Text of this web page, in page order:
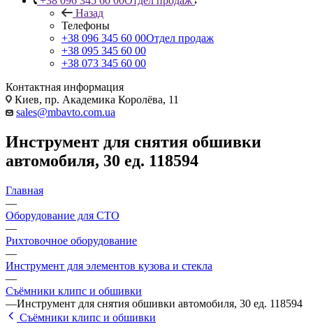
Назад
Телефоны
+38 096 345 60 00Отдел продаж
+38 095 345 60 00
+38 073 345 60 00
Контактная информация
Киев, пр. Академика Королёва, 11
sales@mbavto.com.ua
Инструмент для снятия обшивки
автомобиля, 30 ед. 118594
Главная
—
Оборудование для СТО
—
Рихтовочное оборудование
—
Инструмент для элементов кузова и стекла
—
Съёмники клипс и обшивки
—Инструмент для снятия обшивки автомобиля, 30 ед. 118594
Съёмники клипс и обшивки